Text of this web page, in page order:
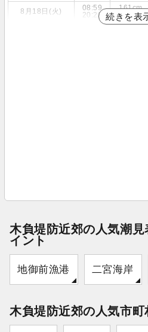
8月18日(火)
08:59
20:20
161cm
150cm
続きを表
木負堤防近郊の人気潮
イント
地御前漁港 二宮海岸
木負堤防近郊の人気市町